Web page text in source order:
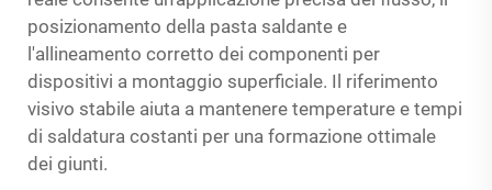
posizionamento della pasta saldante e
l'allineamento corretto dei componenti per
dispositivi a montaggio superficiale. Il riferimento
visivo stabile aiuta a mantenere temperature e tempi
di saldatura costanti per una formazione ottimale
dei giunti.